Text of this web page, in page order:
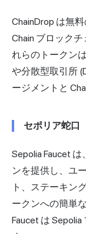
ChainDrop は無
Chain ブロック
れらのトークンは
や分散型取引所
ージメントと
セポリア蛇口
Sepolia Faucet
ンを提供し、ユ
ト、ステーキン
ークンへの簡単
Faucet は